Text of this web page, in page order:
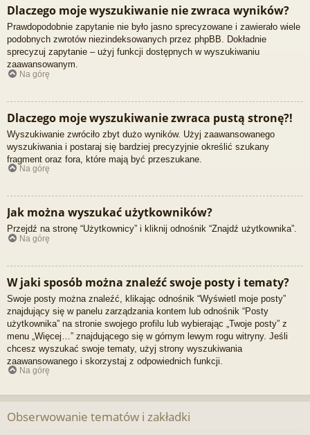
Dlaczego moje wyszukiwanie nie zwraca wyników?
Prawdopodobnie zapytanie nie było jasno sprecyzowane i zawierało wiele
podobnych zwrotów niezindeksowanych przez phpBB. Dokładnie
sprecyzuj zapytanie – użyj funkcji dostępnych w wyszukiwaniu
zaawansowanym.
Na górę
Dlaczego moje wyszukiwanie zwraca pustą stronę?!
Wyszukiwanie zwróciło zbyt dużo wyników. Użyj zaawansowanego
wyszukiwania i postaraj się bardziej precyzyjnie określić szukany
fragment oraz fora, które mają być przeszukane.
Na górę
Jak można wyszukać użytkowników?
Przejdź na stronę “Użytkownicy” i kliknij odnośnik “Znajdź użytkownika”.
Na górę
W jaki sposób można znaleźć swoje posty i tematy?
Swoje posty można znaleźć, klikając odnośnik “Wyświetl moje posty”
znajdujący się w panelu zarządzania kontem lub odnośnik “Posty
użytkownika” na stronie swojego profilu lub wybierając „Twoje posty” z
menu „Więcej…” znajdującego się w górnym lewym rogu witryny. Jeśli
chcesz wyszukać swoje tematy, użyj strony wyszukiwania
zaawansowanego i skorzystaj z odpowiednich funkcji.
Na górę
Obserwowanie tematów i zakładki